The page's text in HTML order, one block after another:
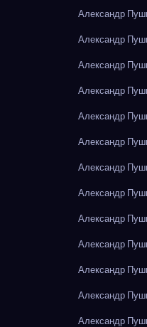
Александр
Александр
Александр
Александр
Александр
Александр
Александр
Александр
Александр
Александр
Александр
Александр
Александр